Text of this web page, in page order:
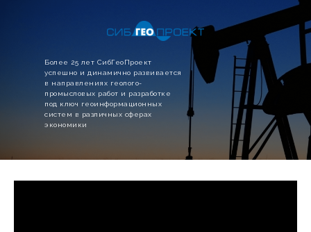
Более 25 лет СибГеоПроект
успешно и динамично развивается
в направлениях геолого-
промысловых работ и разработке
под ключ геоинформационных
систем в различных сферах
экономики